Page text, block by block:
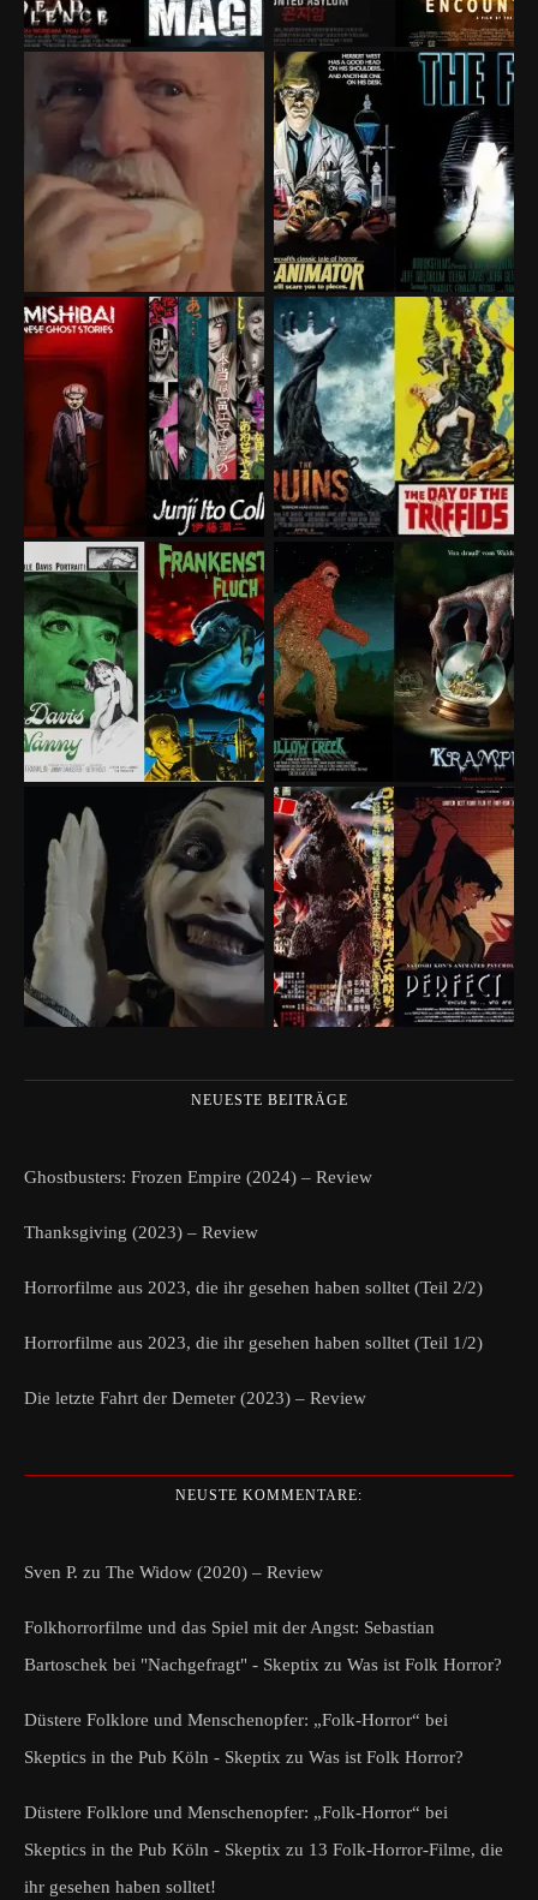
NEUESTE BEITRÄGE
Ghostbusters: Frozen Empire (2024) – Review
Thanksgiving (2023) – Review
Horrorfilme aus 2023, die ihr gesehen haben solltet (Teil 2/2)
Horrorfilme aus 2023, die ihr gesehen haben solltet (Teil 1/2)
Die letzte Fahrt der Demeter (2023) – Review
NEUSTE KOMMENTARE:
Sven P. zu The Widow (2020) – Review
Folkhorrorfilme und das Spiel mit der Angst: Sebastian
Bartoschek bei "Nachgefragt" - Skeptix zu Was ist Folk Horror?
Düstere Folklore und Menschenopfer: „Folk-Horror“ bei
Skeptics in the Pub Köln - Skeptix zu Was ist Folk Horror?
Düstere Folklore und Menschenopfer: „Folk-Horror“ bei
Skeptics in the Pub Köln - Skeptix zu 13 Folk-Horror-Filme, die
ihr gesehen haben solltet!